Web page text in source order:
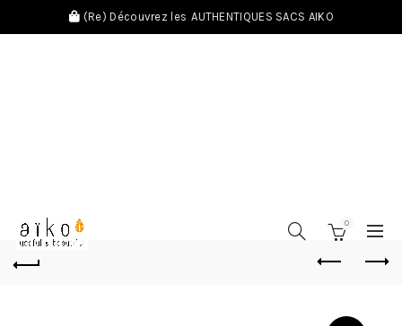
(Re) Découvrez les AUTHENTIQUES SACS AIKO
0